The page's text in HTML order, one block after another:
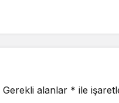
Gerekli alanlar * ile